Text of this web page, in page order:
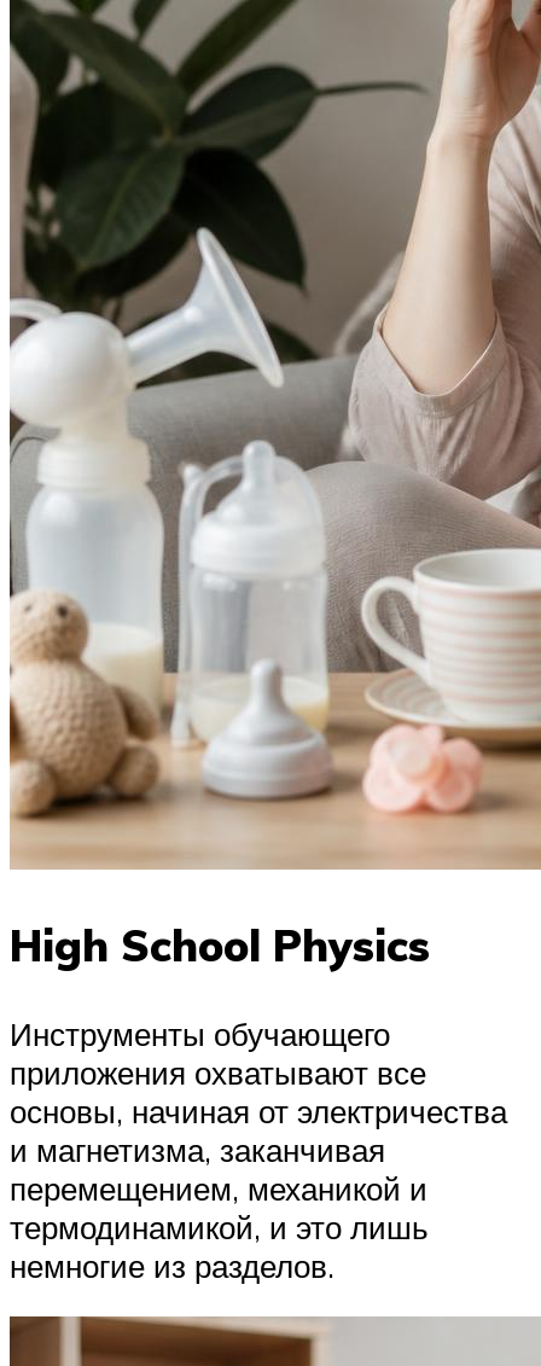
High School Physics
Инструменты обучающего
приложения охватывают все
основы, начиная от электричества
и магнетизма, заканчивая
перемещением, механикой и
термодинамикой, и это лишь
немногие из разделов.